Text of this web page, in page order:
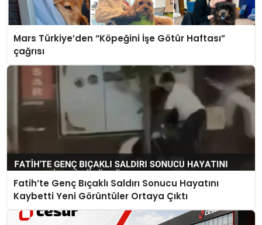
Mars Türkiye’den “Köpeğini İşe Götür Haftası”
çağrısı
Fatih’te Genç Bıçaklı Saldırı Sonucu Hayatını
Kaybetti Yeni Görüntüler Ortaya Çıktı